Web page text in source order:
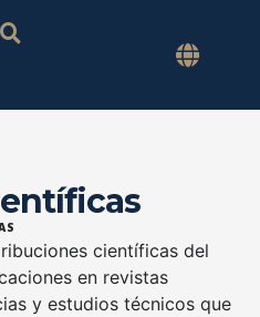
científicas del
en revistas
y estudios técnicos que